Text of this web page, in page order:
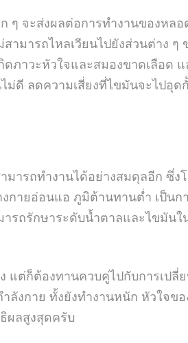
ๆ จะส่งผลต่อการทำงานของหล
มารถไหลเวียนไปยังส่วนต่าง ๆ
ภาวะหัวใจและสมองขาดเลือด
ดี ลดความเสี่ยงที่ไขมันจะไปอุด
ารถทำงานได้อย่างสมดุลอีก ซึ่ง
กายอ่อนแอ ภูมิต้านทานต่ำ เป็นก
รถรักษาระดับน้ำตาลและไขมันใ
ต่ก็ต้องทานควบคู่ไปกับการเปลี่
งกาย ทั้งยังทำงานหนัก หัวใจขอ
ผลสูงสุดครับ